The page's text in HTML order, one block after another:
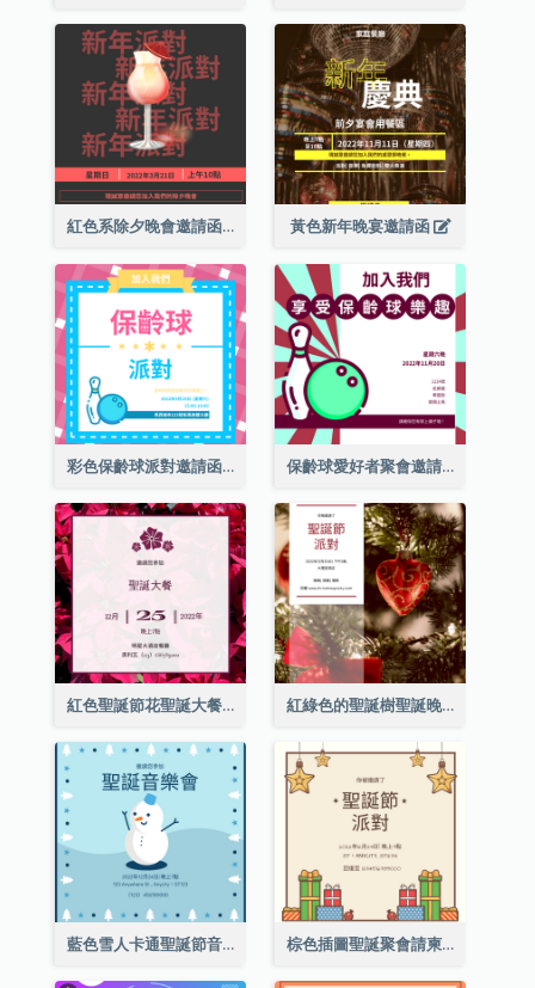
紅色系除夕晚會邀請函 黃色新年晚宴邀請函
彩色保齡球派對邀請函 保齡球愛好者聚會邀請函
紅色聖誕節花聖誕大餐請柬 紅綠色的聖誕樹聖誕晚會邀請函
藍色雪人卡通聖誕節音樂會邀請 棕色插圖聖誕聚會請柬